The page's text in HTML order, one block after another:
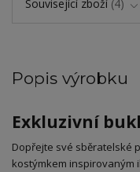
Související zboží 4
Popis výrobku
Exkluzivní
​Dopřejte své sběratelské
kostýmkem inspirovaným